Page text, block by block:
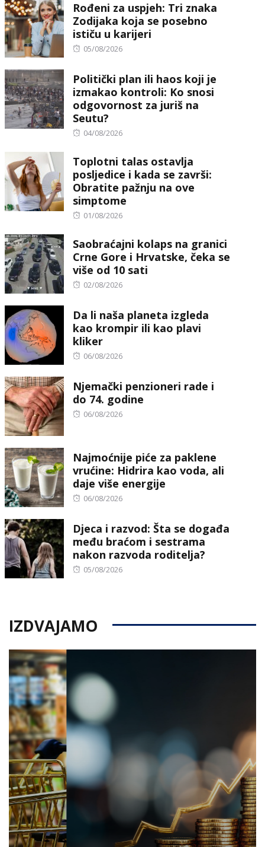
Rođeni za uspjeh: Tri znaka
Zodijaka koja se posebno
ističu u karijeri
Posted
05/08/2026
Politički plan ili haos koji je
izmakao kontroli: Ko snosi
odgovornost za juriš na
Seutu?
Posted
04/08/2026
Toplotni talas ostavlja
posljedice i kada se završi:
Obratite pažnju na ove
simptome
Posted
01/08/2026
Saobraćajni kolaps na granici
Crne Gore i Hrvatske, čeka se
više od 10 sati
Posted
02/08/2026
Da li naša planeta izgleda
kao krompir ili kao plavi
kliker
Posted
06/08/2026
Njemački penzioneri rade i
do 74. godine
Posted
06/08/2026
Najmoćnije piće za paklene
vrućine: Hidrira kao voda, ali
daje više energije
Posted
06/08/2026
Djeca i razvod: Šta se događa
među braćom i sestrama
nakon razvoda roditelja?
Posted
05/08/2026
IZDVAJAMO